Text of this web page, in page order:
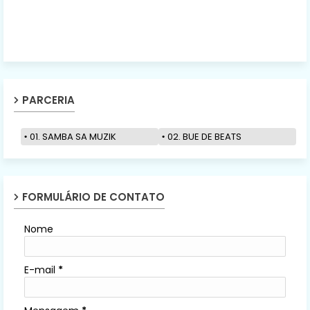
PARCERIA
01. SAMBA SA MUZIK 02. BUE DE BEATS
FORMULÁRIO DE CONTATO
Nome
E-mail *